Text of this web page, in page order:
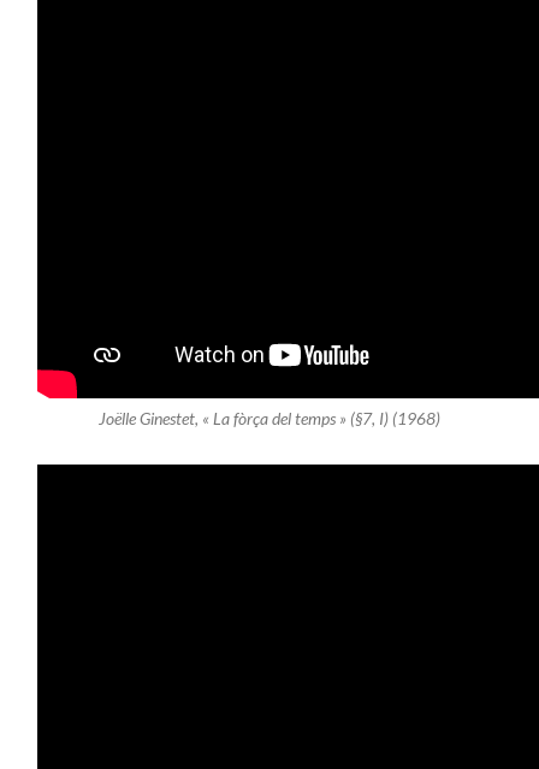
Joëlle Ginestet, « La fòrça del temps » (§7, I) (1968)